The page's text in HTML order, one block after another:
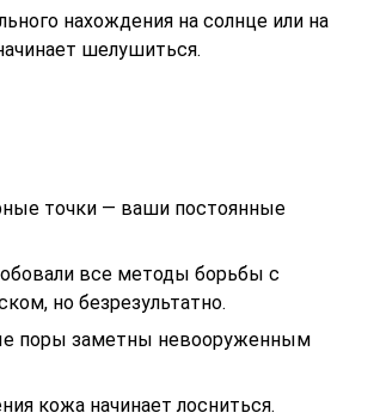
нахождения на солнце или на
шелушиться.
точки — ваши постоянные
все методы борьбы с
но безрезультатно.
поры заметны невооруженным
кожа начинает лосниться.